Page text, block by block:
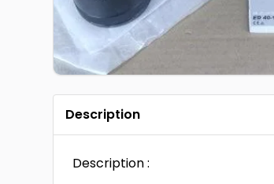
Description
Description :